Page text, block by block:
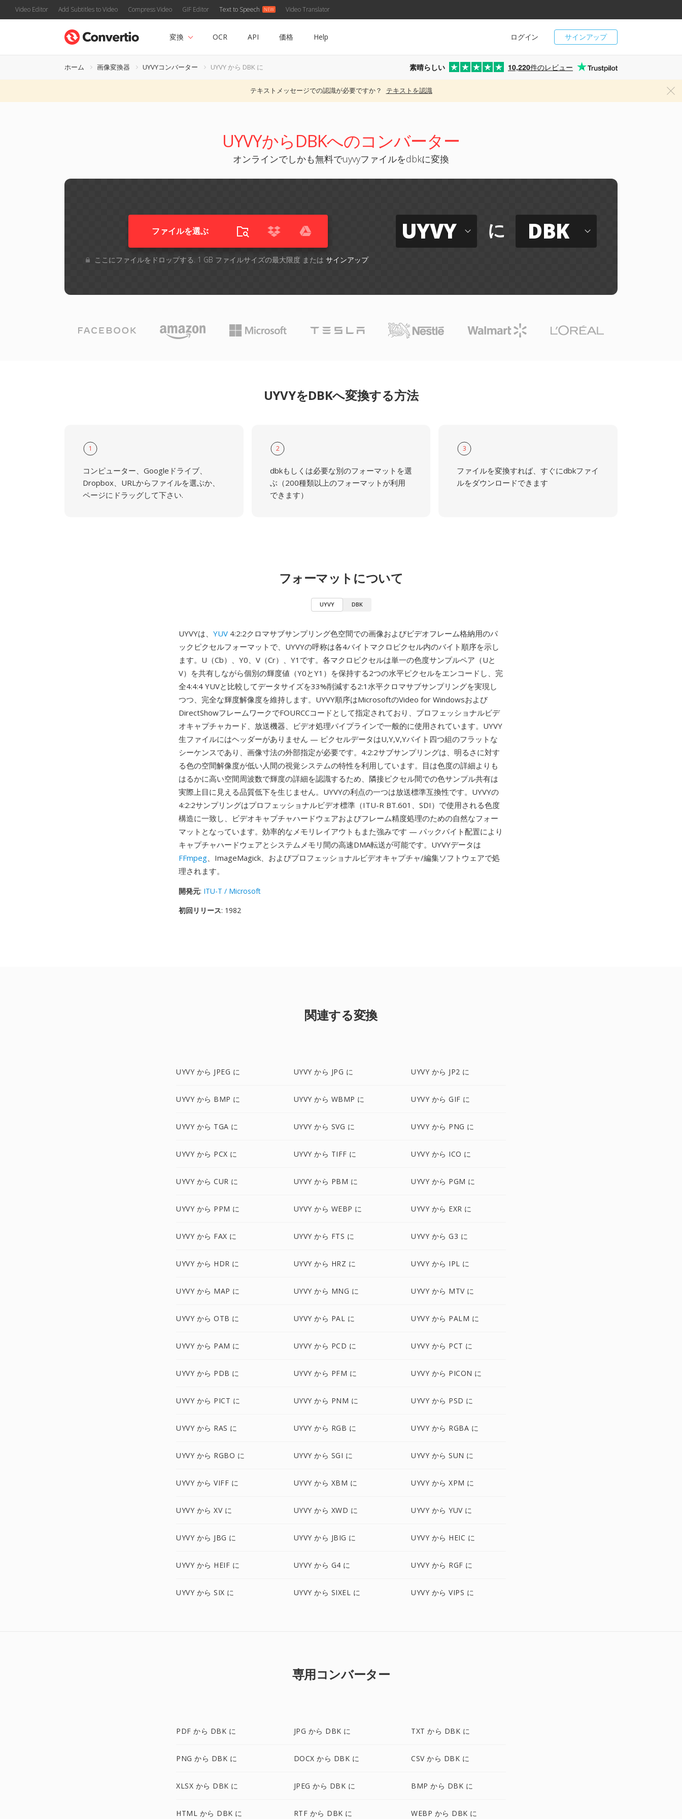
Video Editor Add Subtitles to Video Compress Video GIF Editor Text to Speech Video Translator
サインアップ
ログイン
変換 OCR API 価格 Help
ホーム 画像変換器 UYVYコンバーター UYVY から DBK に 素晴らしい 10,220件のレビュー
テキストメッセージでの認識が必要ですか？ テキストを認識
UYVYからDBKへのコンバーター
オンラインでしかも無料でuyvyファイルをdbkに変換
ファイルを選ぶ
ここにファイルをドロップする. 1 GB ファイルサイズの最大限度 または サインアップ
UYVY に DBK
UYVYをDBKへ変換する方法
1
コンピューター、Googleドライブ、
Dropbox、URLからファイルを選ぶか、
ページにドラッグして下さい.
2
dbkもしくは必要な別のフォーマットを選
ぶ（200種類以上のフォーマットが利用
できます）
3
ファイルを変換すれば、すぐにdbkファイ
ルをダウンロードできます
フォーマットについて
UYVY DBK
UYVYは、 YUV 4:2:2クロマサブサンプリング色空間での画像およびビデオフレーム格納用のパ
ックピクセルフォーマットで、UYVYの呼称は各4バイトマクロピクセル内のバイト順序を示し
ます。U（Cb）、Y0、V（Cr）、Y1です。各マクロピクセルは単一の色度サンプルペア（Uと
V）を共有しながら個別の輝度値（Y0とY1）を保持する2つの水平ピクセルをエンコードし、完
全4:4:4 YUVと比較してデータサイズを33%削減する2:1水平クロマサブサンプリングを実現し
つつ、完全な輝度解像度を維持します。UYVY順序はMicrosoftのVideo for Windowsおよび
DirectShowフレームワークでFOURCCコードとして指定されており、プロフェッショナルビデ
オキャプチャカード、放送機器、ビデオ処理パイプラインで一般的に使用されています。UYVY
生ファイルにはヘッダーがありません — ピクセルデータはU,Y,V,Yバイト四つ組のフラットな
シーケンスであり、画像寸法の外部指定が必要です。4:2:2サブサンプリングは、明るさに対す
る色の空間解像度が低い人間の視覚システムの特性を利用しています。目は色度の詳細よりも
はるかに高い空間周波数で輝度の詳細を認識するため、隣接ピクセル間での色サンプル共有は
実際上目に見える品質低下を生じません。UYVYの利点の一つは放送標準互換性です。UYVYの
4:2:2サンプリングはプロフェッショナルビデオ標準（ITU-R BT.601、SDI）で使用される色度
構造に一致し、ビデオキャプチャハードウェアおよびフレーム精度処理のための自然なフォー
マットとなっています。効率的なメモリレイアウトもまた強みです — パックバイト配置により
キャプチャハードウェアとシステムメモリ間の高速DMA転送が可能です。UYVYデータは
FFmpeg、ImageMagick、およびプロフェッショナルビデオキャプチャ/編集ソフトウェアで処
理されます。
開発元: ITU-T / Microsoft
初回リリース: 1982
関連する変換
UYVY から JPEG に UYVY から JPG に UYVY から JP2 に
UYVY から BMP に UYVY から WBMP に UYVY から GIF に
UYVY から TGA に UYVY から SVG に UYVY から PNG に
UYVY から PCX に UYVY から TIFF に UYVY から ICO に
UYVY から CUR に UYVY から PBM に UYVY から PGM に
UYVY から PPM に UYVY から WEBP に UYVY から EXR に
UYVY から FAX に UYVY から FTS に UYVY から G3 に
UYVY から HDR に UYVY から HRZ に UYVY から IPL に
UYVY から MAP に UYVY から MNG に UYVY から MTV に
UYVY から OTB に UYVY から PAL に UYVY から PALM に
UYVY から PAM に UYVY から PCD に UYVY から PCT に
UYVY から PDB に UYVY から PFM に UYVY から PICON に
UYVY から PICT に UYVY から PNM に UYVY から PSD に
UYVY から RAS に UYVY から RGB に UYVY から RGBA に
UYVY から RGBO に UYVY から SGI に UYVY から SUN に
UYVY から VIFF に UYVY から XBM に UYVY から XPM に
UYVY から XV に UYVY から XWD に UYVY から YUV に
UYVY から JBG に UYVY から JBIG に UYVY から HEIC に
UYVY から HEIF に UYVY から G4 に UYVY から RGF に
UYVY から SIX に UYVY から SIXEL に UYVY から VIPS に
専用コンバーター
PDF から DBK に JPG から DBK に TXT から DBK に
PNG から DBK に DOCX から DBK に CSV から DBK に
XLSX から DBK に JPEG から DBK に BMP から DBK に
HTML から DBK に RTF から DBK に WEBP から DBK に